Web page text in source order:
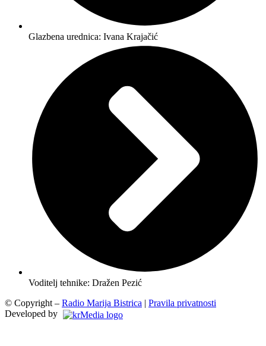
Glazbena urednica: Ivana Krajačić
Voditelj tehnike: Dražen Pezić
© Copyright – Radio Marija Bistrica | Pravila privatnosti
Developed by